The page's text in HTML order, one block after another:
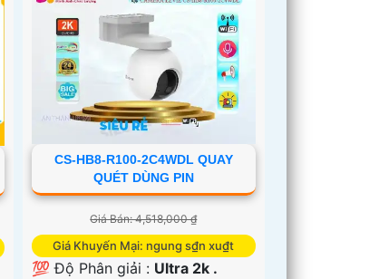
CS-HB8-R100-2C4WDL QUAY
QUÉT DÙNG PIN
Giá Bán: 4,518,000 ₫
Giá Khuyến Mại: ngung s₫n xu₫t
💯 Độ Phân giải : Ultra 2k .